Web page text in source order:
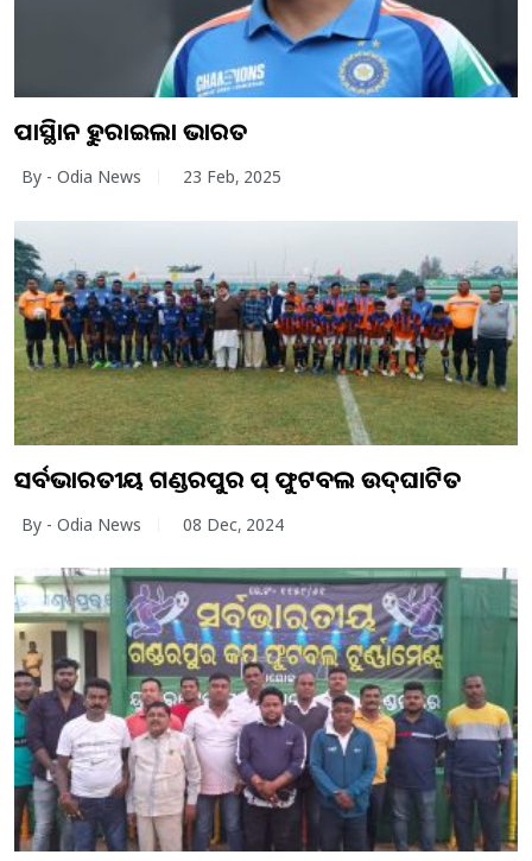
ପାକିସ୍ଥାନକୁ ହରାଇଲା ଭାରତ
By - Odia News 23 Feb, 2025
ସର୍ବଭାରତୀୟ ଗଣ୍ଡରପୁର କପ୍ ଫୁଟବଲ ଉଦ୍‌ଘାଟିତ
By - Odia News 08 Dec, 2024